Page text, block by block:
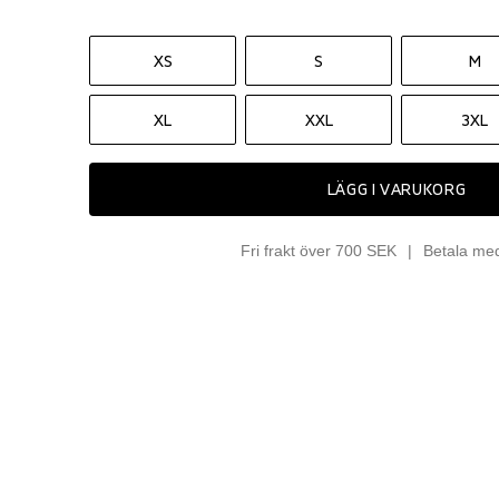
XS S M
XL XXL 3XL
LÄGG I VARUKORG
Fri frakt över 700 SEK Betala